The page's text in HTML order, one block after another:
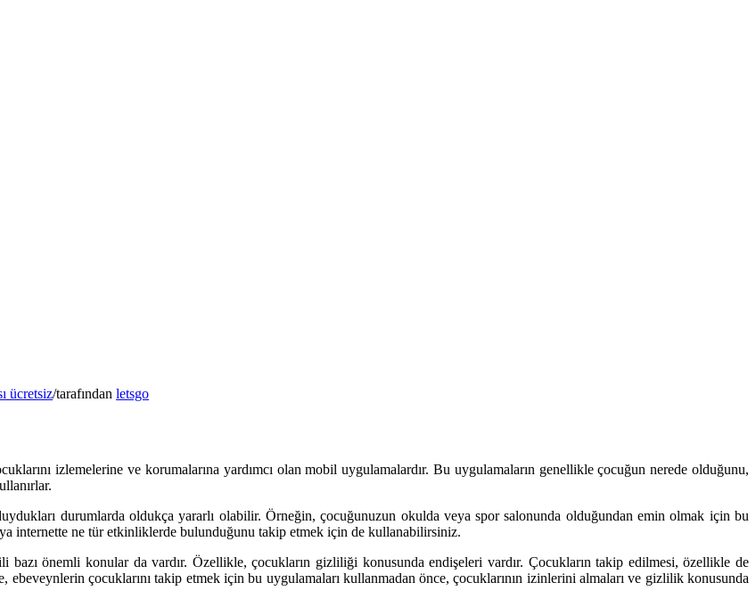
ücretsiz/tarafından letsgo
izlemelerine ve korumalarına yardımcı olan mobil uygulamalardır. Bu uygulamaların genellikle çocuğun nerede olduğunu,
durumlarda oldukça yararlı olabilir. Örneğin, çocuğunuzun okulda veya spor salonunda olduğundan emin olmak için bu
internette ne tür etkinliklerde bulunduğunu takip etmek için de kullanabilirsiniz.
önemli konular da vardır. Özellikle, çocukların gizliliği konusunda endişeleri vardır. Çocukların takip edilmesi, özellikle de
ebeveynlerin çocuklarını takip etmek için bu uygulamaları kullanmadan önce, çocuklarının izinlerini almaları ve gizlilik konusunda